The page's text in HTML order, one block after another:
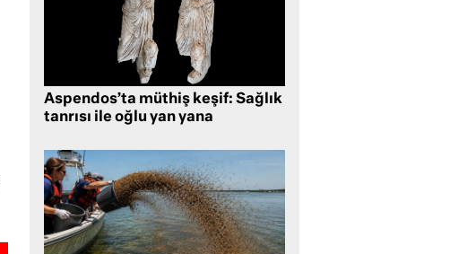
Aspendos’ta müthiş keşif: Sağlık
tanrısı ile oğlu yan yana